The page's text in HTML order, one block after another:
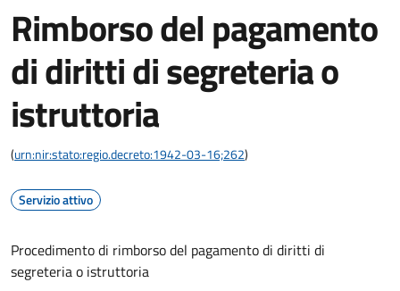
Rimborso del pagamento
di diritti di segreteria o
istruttoria
(urn:nir:stato:regio.decreto:1942-03-16;262)
Servizio attivo
Procedimento di rimborso del pagamento di diritti di
segreteria o istruttoria